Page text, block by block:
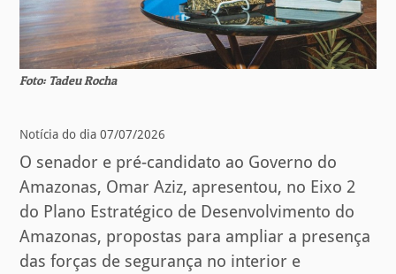
Foto: Tadeu Rocha
Notícia do dia 07/07/2026
O senador e pré-candidato ao Governo do
Amazonas, Omar Aziz, apresentou, no Eixo 2
do Plano Estratégico de Desenvolvimento do
Amazonas, propostas para ampliar a presença
das forças de segurança no interior e